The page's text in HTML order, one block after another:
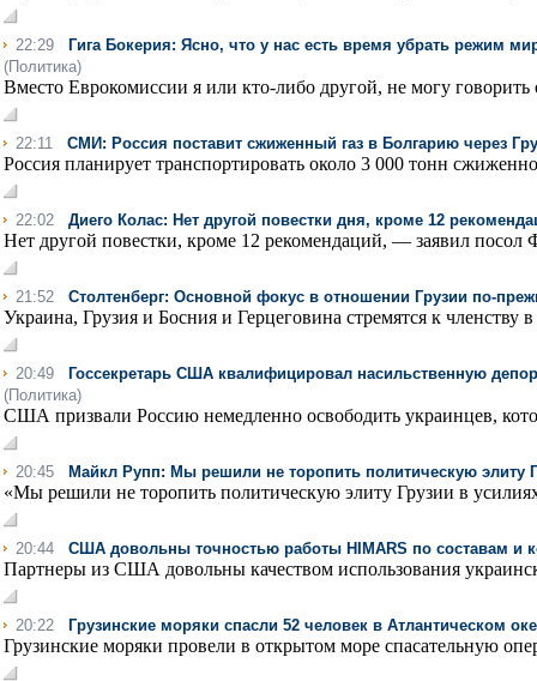
22:29
Гига Бокерия: Ясно, что у нас есть время убрать режим
(Политика)
Вместо Еврокомиссии я или кто-либо другой, не могу говорить
22:11 СМИ: Россия поставит сжиженный газ в Болгарию через
Россия планирует транспортировать около 3 000 тонн
22:02 Диего Колас: Нет другой повестки дня, кроме 12
Нет другой повестки, кроме 12 рекомендаций, — заявил посол
21:52 Столтенберг: Основной фокус в отношении Грузии по-
Украина, Грузия и Босния и Герцеговина стремятся к
20:49
Госсекретарь США квалифицировал насильственную
(Политика)
США призвали Россию немедленно освободить украинцев,
20:45 Майкл Рупп: Мы решили не торопить политическую элиту
«Мы решили не торопить политическую элиту Грузии в
20:44 США довольны точностью работы HIMARS по составам и
Партнеры из США довольны качеством использования
20:22 Грузинские моряки спасли 52 человек в Атлантическом
Грузинские моряки провели в открытом море спасательную